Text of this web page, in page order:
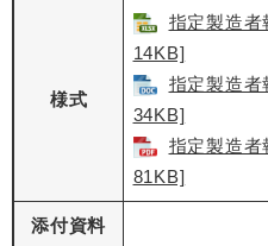
様式
指定製造
14KB]
指定製造者
34KB]
指定製造者
81KB]
添付資料